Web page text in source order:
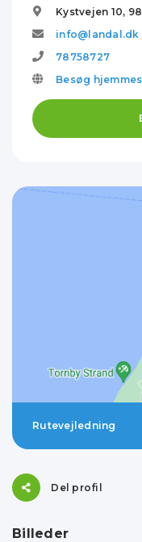
Kystvejen 10,
info@landal.dk
78758727
Besøg
Rutevejledning
Del profil
Billeder